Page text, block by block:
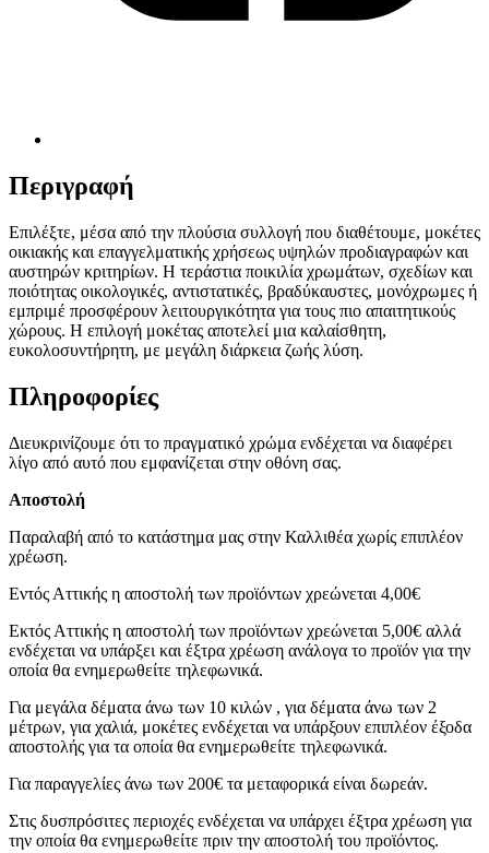
Περιγραφή
Επιλέξτε, μέσα από την πλούσια συλλογή που διαθέτουμε, μοκέτες
οικιακής και επαγγελματικής χρήσεως υψηλών προδιαγραφών και
αυστηρών κριτηρίων. Η τεράστια ποικιλία χρωμάτων, σχεδίων και
ποιότητας οικολογικές, αντιστατικές, βραδύκαυστες, μονόχρωμες ή
εμπριμέ προσφέρουν λειτουργικότητα για τους πιο απαιτητικούς
χώρους. Η επιλογή μοκέτας αποτελεί μια καλαίσθητη,
ευκολοσυντήρητη, με μεγάλη διάρκεια ζωής λύση.
Πληροφορίες
Διευκρινίζουμε ότι το πραγματικό χρώμα ενδέχεται να διαφέρει
λίγο από αυτό που εμφανίζεται στην οθόνη σας.
Αποστολή
Παραλαβή από το κατάστημα μας στην Καλλιθέα χωρίς επιπλέον
χρέωση.
Εντός Αττικής η αποστολή των προϊόντων χρεώνεται 4,00€
Εκτός Αττικής η αποστολή των προϊόντων χρεώνεται 5,00€ αλλά
ενδέχεται να υπάρξει και έξτρα χρέωση ανάλογα το προϊόν για την
οποία θα ενημερωθείτε τηλεφωνικά.
Για μεγάλα δέματα άνω των 10 κιλών , για δέματα άνω των 2
μέτρων, για χαλιά, μοκέτες ενδέχεται να υπάρξουν επιπλέον έξοδα
αποστολής για τα οποία θα ενημερωθείτε τηλεφωνικά.
Για παραγγελίες άνω των 200€ τα μεταφορικά είναι δωρεάν.
Στις δυσπρόσιτες περιοχές ενδέχεται να υπάρχει έξτρα χρέωση για
την οποία θα ενημερωθείτε πριν την αποστολή του προϊόντος.